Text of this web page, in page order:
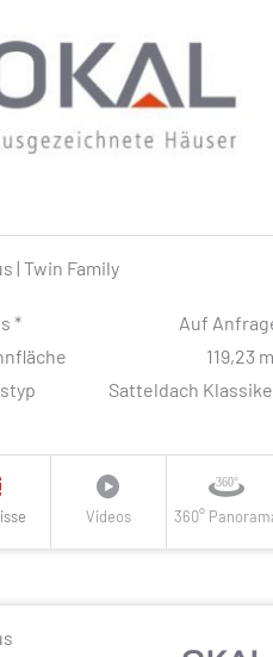
| Twin Family
*
Auf
119,23
Satteldach
Videos 360°